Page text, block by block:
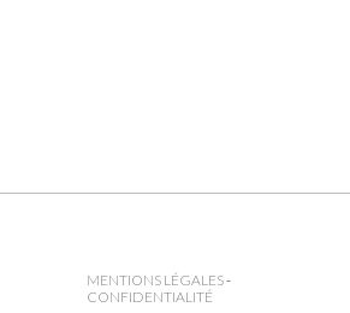
MENTIONS LÉGALES-
CONFIDENTIALITÉ